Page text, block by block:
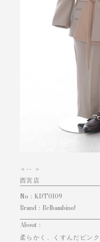
＜-- ＞
西宮店
No： KDT0109
Brand： Belbambino!
About：
柔らかく、くすんだピン